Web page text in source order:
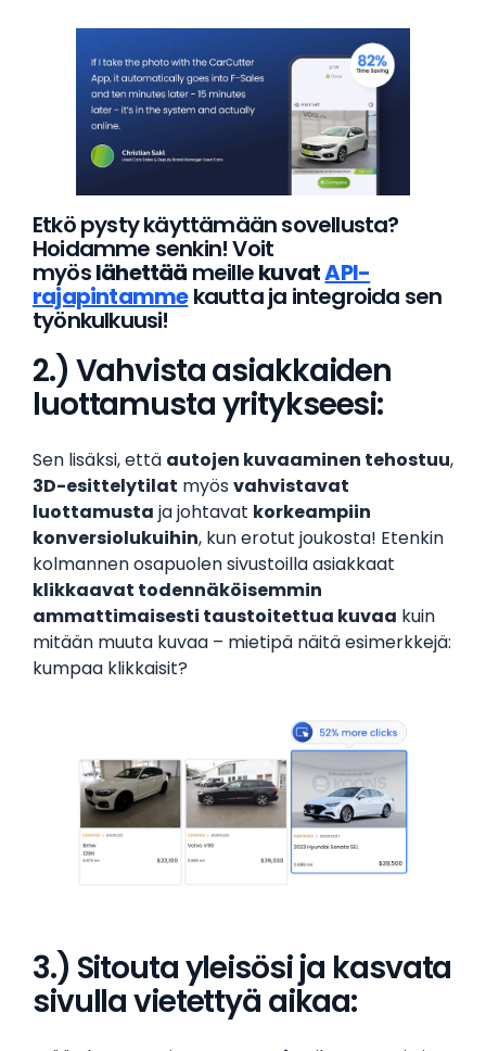
Etkö pysty käyttämään sovellusta?
Hoidamme senkin! Voit
myöslähettää meillekuvatAPI-
rajapintammekautta ja integroida sen
työnkulkuusi!
2.) Vahvista asiakkaiden
luottamusta yritykseesi:
Sen lisäksi, että autojen kuvaaminen tehostuu,
3D-esittelytilat myös vahvistavat
luottamusta ja johtavat korkeampiin
konversiolukuihin, kun erotut joukosta! Etenkin
kolmannen osapuolen sivustoilla asiakkaat
klikkaavat todennäköisemmin
ammattimaisesti taustoitettua kuvaa kuin
mitään muuta kuvaa – mietipä näitä esimerkkejä:
kumpaa klikkaisit?
3.) Sitouta yleisösi ja kasvata
sivulla vietettyä aikaa: